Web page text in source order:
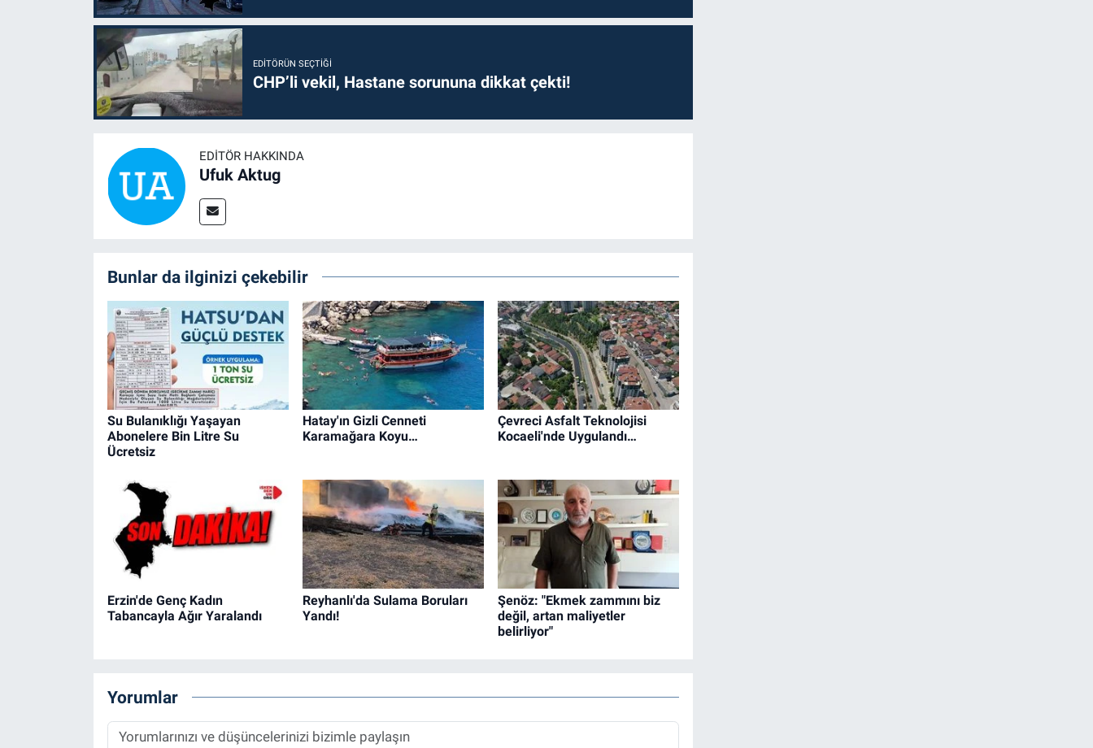
EDITÖRÜN SEÇTIĞI
CHP’li vekil, Hastane sorununa dikkat çekti!
EDITÖR HAKKINDA
Ufuk Aktug
Bunlar da ilginizi çekebilir
Su Bulanıklığı Yaşayan
Abonelere Bin Litre Su
Ücretsiz
Hatay'ın Gizli Cenneti
Karamağara Koyu…
Çevreci Asfalt Teknolojisi
Kocaeli'nde Uygulandı…
Erzin'de Genç Kadın
Tabancayla Ağır Yaralandı
Reyhanlı'da Sulama Boruları
Yandı!
Şenöz: "Ekmek zammını biz
değil, artan maliyetler
belirliyor"
Yorumlar